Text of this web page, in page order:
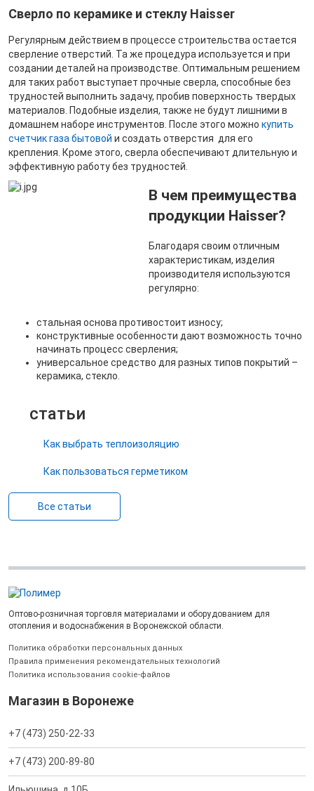
Сверло по керамике и стеклу Haisser
Регулярным действием в процессе строительства остается
сверление отверстий. Та же процедура используется и при
создании деталей на производстве. Оптимальным решением
для таких работ выступает прочные сверла, способные без
трудностей выполнить задачу, пробив поверхность твердых
материалов. Подобные изделия, также не будут лишними в
домашнем наборе инструментов. После этого можно купить
счетчик газа бытовой и создать отверстия для его
крепления. Кроме этого, сверла обеспечивают длительную и
эффективную работу без трудностей.
В чем преимущества
продукции Haisser?
Благодаря своим отличным
характеристикам, изделия
производителя используются
регулярно:
стальная основа противостоит износу;
конструктивные особенности дают возможность точно
начинать процесс сверления;
универсальное средство для разных типов покрытий –
керамика, стекло.
статьи
Как выбрать теплоизоляцию
Как пользоваться герметиком
Все статьи
Оптово-розничная торговля материалами и оборудованием для
отопления и водоснабжения в Воронежской области.
Политика обработки персональных данных
Правила применения рекомендательных технологий
Политика использования cookie-файлов
Магазин в Воронеже
+7 (473) 250-22-33
+7 (473) 200-89-80